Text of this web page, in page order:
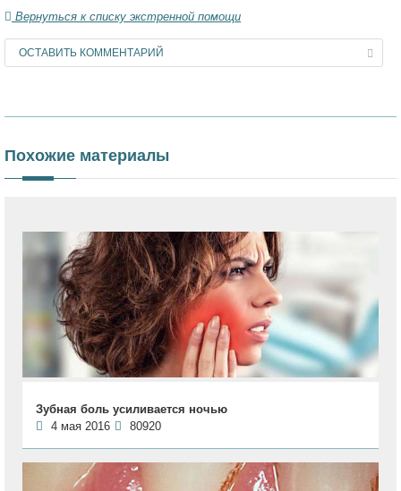
Вернуться к списку экстренной помощи
ОСТАВИТЬ КОММЕНТАРИЙ
Похожие материалы
Зубная боль усиливается ночью
4 мая 2016
80920